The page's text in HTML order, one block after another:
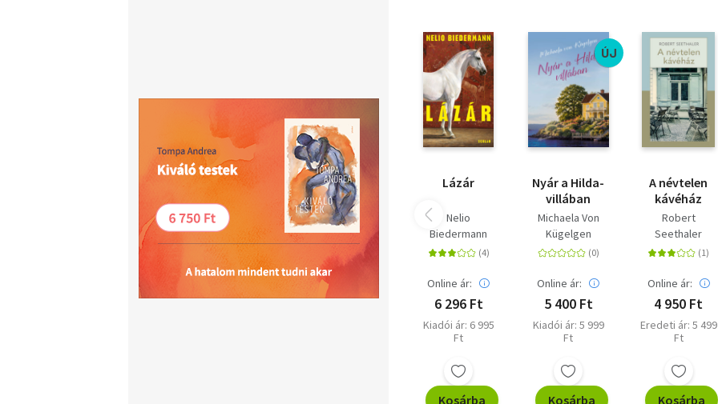
Lázár
Nelio
Biedermann
Online ár:
6 296 Ft
Kiadói ár: 6 995
Ft
Kosárba
ÚJ
Nyár a Hilda-
villában
Michaela Von
Kügelgen
Online ár:
5 400 Ft
Kiadói ár: 5 999
Ft
Kosárba
A névtelen
kávéház
Robert
Seethaler
Online ár:
4 950 Ft
Eredeti ár: 5 499
Ft
Kosárba